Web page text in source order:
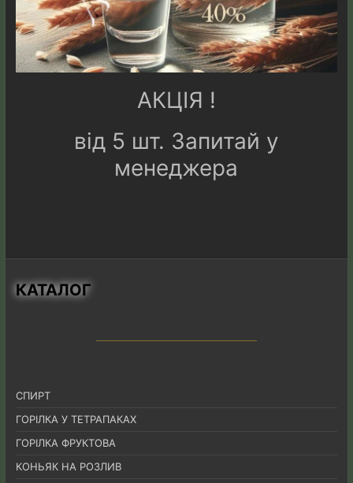
АКЦІЯ !
від 5 шт. Запитай у
менеджера
КАТАЛОГ
СПИРТ
ГОРІЛКА У ТЕТРАПАКАХ
ГОРІЛКА ФРУКТОВА
КОНЬЯК НА РОЗЛИВ